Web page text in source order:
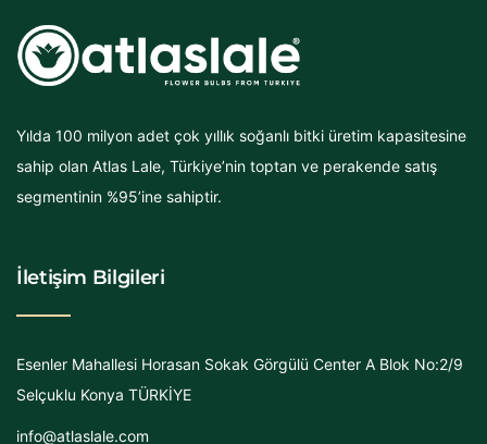
Yılda 100 milyon adet çok yıllık soğanlı bitki üretim kapasitesine
sahip olan Atlas Lale, Türkiye’nin toptan ve perakende satış
segmentinin %95’ine sahiptir.
İletişim Bilgileri
Esenler Mahallesi Horasan Sokak Görgülü Center A Blok No:2/9
Selçuklu Konya TÜRKİYE
info@atlaslale.com